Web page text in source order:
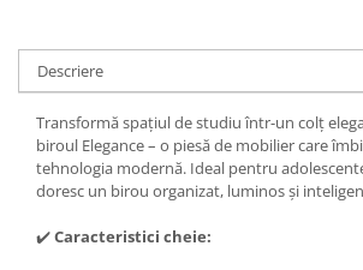
Descriere
Transformă spațiul de studiu într-un colț
biroul Elegance – o piesă de mobilier care
tehnologia modernă. Ideal pentru
doresc un birou organizat, luminos și
✔️Caracteristici cheie: